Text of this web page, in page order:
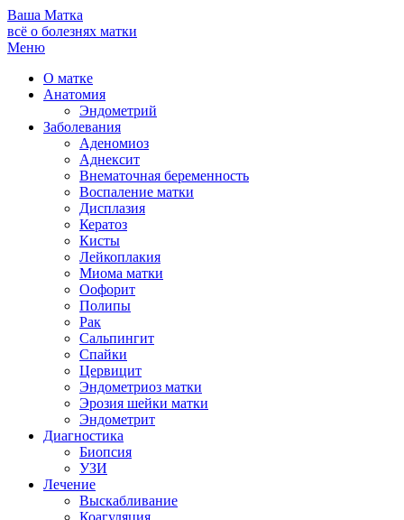
Ваша Матка
всё о болезнях матки
Меню
О матке
Анатомия
Эндометрий
Заболевания
Аденомиоз
Аднексит
Внематочная беременность
Воспаление матки
Дисплазия
Кератоз
Кисты
Лейкоплакия
Миома матки
Оофорит
Полипы
Рак
Сальпингит
Спайки
Цервицит
Эндометриоз матки
Эрозия шейки матки
Эндометрит
Диагностика
Биопсия
УЗИ
Лечение
Выскабливание
Коагуляция